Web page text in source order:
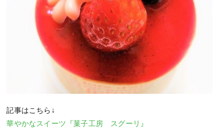
記事はこちら↓
華やかなスイーツ『菓子工房 スグーリ』